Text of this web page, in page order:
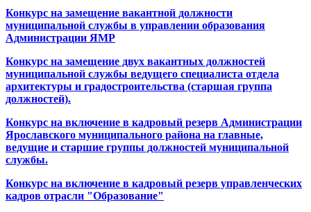
Конкурс на замещение вакантной должности
муниципальной службы в управлении образования
Администрации ЯМР
Конкурс на замещение двух вакантных должностей
муниципальной службы ведущего специалиста отдела
архитектуры и градостроительства (старшая группа
должностей).
Конкурс на включение в кадровый резерв Администрации
Ярославского муниципального района на главные,
ведущие и старшие группы должностей муниципальной
службы.
Конкурс на включение в кадровый резерв управленческих
кадров отрасли "Образование"